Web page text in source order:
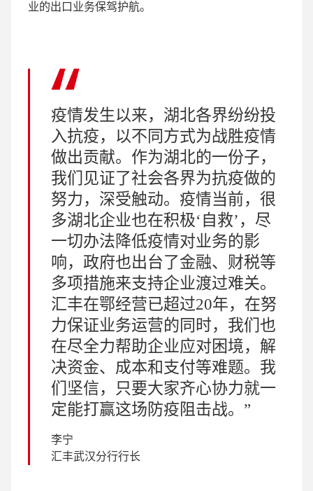
业的出口业务保驾护航。
疫情发生以来，湖北各界纷纷投
入抗疫，以不同方式为战胜疫情
做出贡献。作为湖北的一份子，
我们见证了社会各界为抗疫做的
努力，深受触动。疫情当前，很
多湖北企业也在积极‘自救’，尽
一切办法降低疫情对业务的影
响，政府也出台了金融、财税等
多项措施来支持企业渡过难关。
汇丰在鄂经营已超过20年，在努
力保证业务运营的同时，我们也
在尽全力帮助企业应对困境，解
决资金、成本和支付等难题。我
们坚信，只要大家齐心协力就一
定能打赢这场防疫阻击战。
李宁
汇丰武汉分行行长